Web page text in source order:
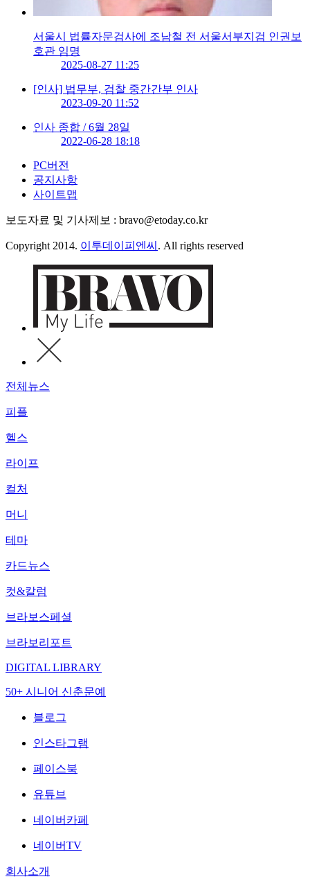
서울시 법률자문검사에 조남철 전 서울서부지검 인권보
호관 임명
2025-08-27 11:25
[인사] 법무부, 검찰 중간간부 인사
2023-09-20 11:52
인사 종합 / 6월 28일
2022-06-28 18:18
PC버전
공지사항
사이트맵
보도자료 및 기사제보 : bravo@etoday.co.kr
Copyright 2014. 이투데이피엔씨 . All rights reserved
전체뉴스
피플
헬스
라이프
컬처
머니
테마
카드뉴스
컷&칼럼
브라보스페셜
브라보리포트
DIGITAL LIBRARY
50+ 시니어 신춘문예
블로그
인스타그램
페이스북
유튜브
네이버카페
네이버TV
회사소개